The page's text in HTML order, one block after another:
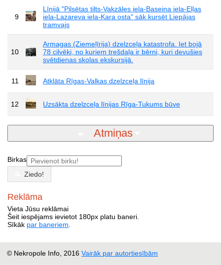
9
Līnijā "Pilsētas tilts-Vakzāles iela-Baseina iela-Eļļas
iela-Lazareva iela-Kara osta" sāk kursēt Liepājas
tramvajs
10
Armagas (Ziemeļīrija) dzelzceļa katastrofa. Iet bojā
78 cilvēki, no kuriem trešdaļa ir bērni, kuri devušies
svētdienas skolas ekskursijā.
11 Atklāta Rīgas-Valkas dzelzceļa līnija
12 Uzsākta dzelzceļa līnijas Rīga-Tukums būve
Atmiņas
Birkas
Ziedo!
Reklāma
Vieta Jūsu reklāmai
Šeit iespējams ievietot 180px platu baneri.
Sīkāk par baneriem
© Nekropole Info, 2016 Vairāk par autortiesībām